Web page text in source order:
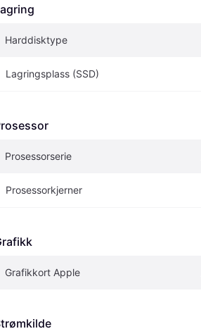
Harddisktype
Lagringsplass (SSD)
Prosessorserie
Prosessorkjerner
Grafikkort Apple